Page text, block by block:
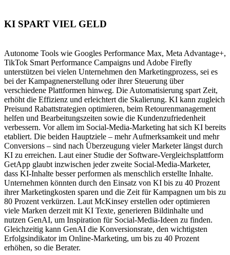
KI SPART VIEL GELD
Autonome Tools wie Googles Performance Max, Meta Advantage+,
TikTok Smart Performance Campaigns und Adobe Firefly
unterstützen bei vielen Unternehmen den Marketingprozess, sei es
bei der Kampagnenerstellung oder ihrer Steuerung über
verschiedene Plattformen hinweg. Die Automatisierung spart Zeit,
erhöht die Effizienz und erleichtert die Skalierung. KI kann zugleich
Preisund Rabattstrategien optimieren, beim Retourenmanagement
helfen und Bearbeitungszeiten sowie die Kundenzufriedenheit
verbessern. Vor allem im Social-Media-Marketing hat sich KI bereits
etabliert. Die beiden Hauptziele – mehr Aufmerksamkeit und mehr
Conversions – sind nach Überzeugung vieler Marketer längst durch
KI zu erreichen. Laut einer Studie der Software-Vergleichsplattform
GetApp glaubt inzwischen jeder zweite Social-Media-Marketer,
dass KI-Inhalte besser performen als menschlich erstellte Inhalte.
Unternehmen könnten durch den Einsatz von KI bis zu 40 Prozent
ihrer Marketingkosten sparen und die Zeit für Kampagnen um bis zu
80 Prozent verkürzen. Laut McKinsey erstellen oder optimieren
viele Marken derzeit mit KI Texte, generieren Bildinhalte und
nutzen GenAI, um Inspiration für Social-Media-Ideen zu finden.
Gleichzeitig kann GenAI die Konversionsrate, den wichtigsten
Erfolgsindikator im Online-Marketing, um bis zu 40 Prozent
erhöhen, so die Berater.